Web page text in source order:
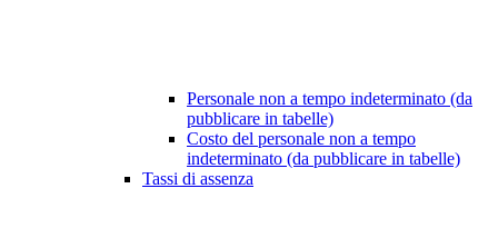
Personale non a tempo indeterminato (da
pubblicare in tabelle)
Costo del personale non a tempo
indeterminato (da pubblicare in tabelle)
Tassi di assenza